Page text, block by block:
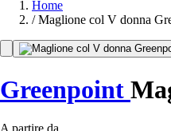
Home
/ Maglione col V donna
Greenpoint